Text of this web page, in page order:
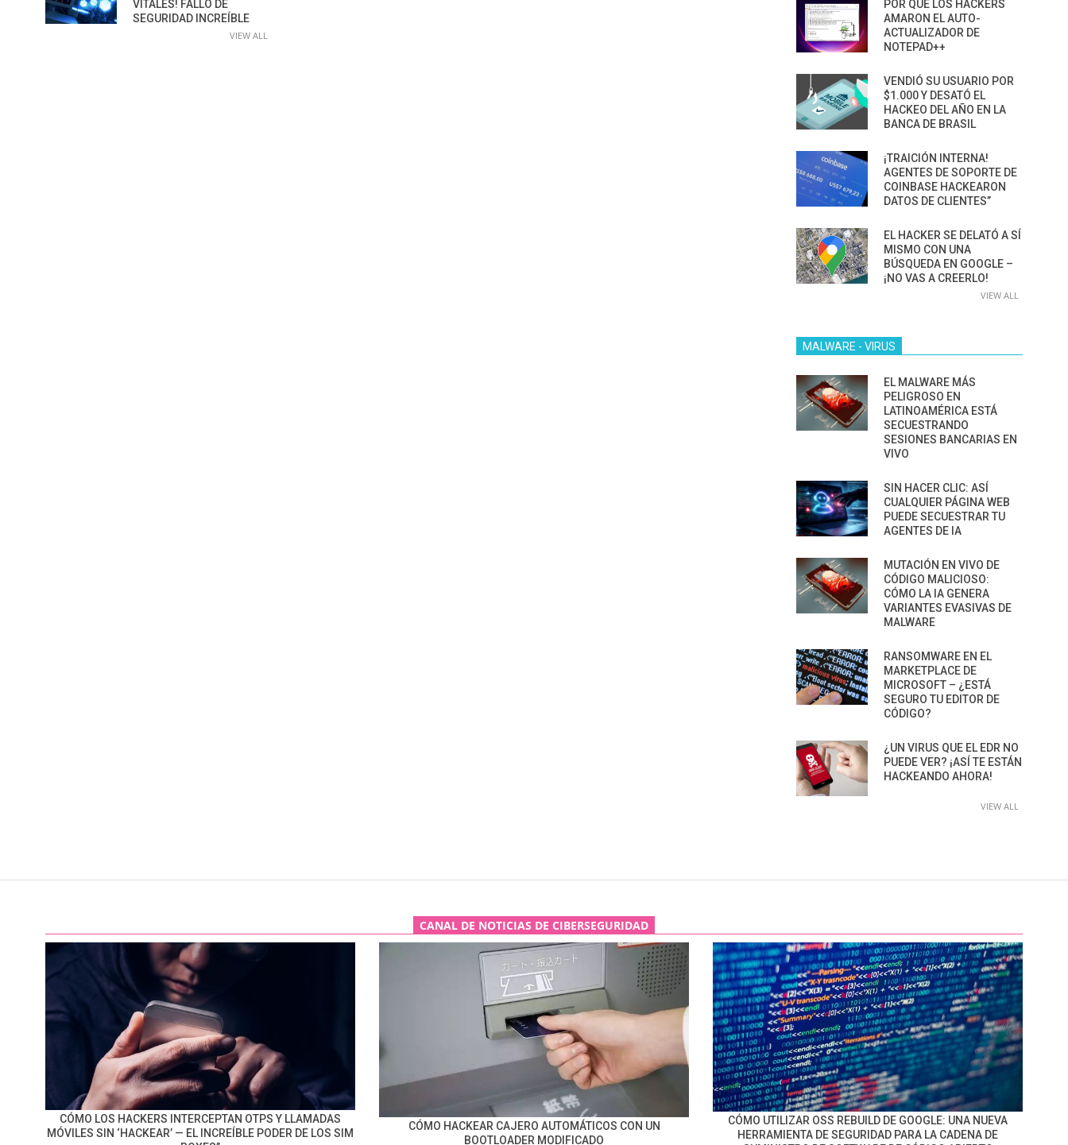
VITALES! FALLO DE
SEGURIDAD INCREÍBLE
VIEW ALL
POR QUÉ LOS HACKERS
AMARON EL AUTO-
ACTUALIZADOR DE
NOTEPAD++
VENDIÓ SU USUARIO POR
$1.000 Y DESATÓ EL
HACKEO DEL AÑO EN LA
BANCA DE BRASIL
¡TRAICIÓN INTERNA!
AGENTES DE SOPORTE DE
COINBASE HACKEARON
DATOS DE CLIENTES”
EL HACKER SE DELATÓ A SÍ
MISMO CON UNA
BÚSQUEDA EN GOOGLE –
¡NO VAS A CREERLO!
VIEW ALL
MALWARE - VIRUS
EL MALWARE MÁS
PELIGROSO EN
LATINOAMÉRICA ESTÁ
SECUESTRANDO
SESIONES BANCARIAS EN
VIVO
SIN HACER CLIC: ASÍ
CUALQUIER PÁGINA WEB
PUEDE SECUESTRAR TU
AGENTES DE IA
MUTACIÓN EN VIVO DE
CÓDIGO MALICIOSO:
CÓMO LA IA GENERA
VARIANTES EVASIVAS DE
MALWARE
RANSOMWARE EN EL
MARKETPLACE DE
MICROSOFT – ¿ESTÁ
SEGURO TU EDITOR DE
CÓDIGO?
¿UN VIRUS QUE EL EDR NO
PUEDE VER? ¡ASÍ TE ESTÁN
HACKEANDO AHORA!
VIEW ALL
CANAL DE NOTICIAS DE CIBERSEGURIDAD
CÓMO LOS HACKERS INTERCEPTAN OTPS Y LLAMADAS
MÓVILES SIN ‘HACKEAR’ — EL INCREÍBLE PODER DE LOS SIM
CÓMO HACKEAR CAJERO AUTOMÁTICOS CON UN
BOOTLOADER MODIFICADO
CÓMO UTILIZAR OSS REBUILD DE GOOGLE: UNA NUEVA
HERRAMIENTA DE SEGURIDAD PARA LA CADENA DE